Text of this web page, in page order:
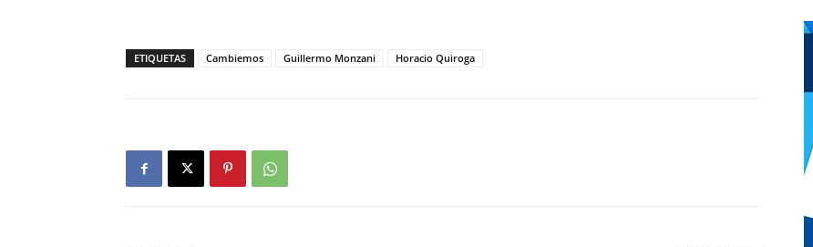
ETIQUETAS Cambiemos Guillermo Monzani Horacio Quiroga